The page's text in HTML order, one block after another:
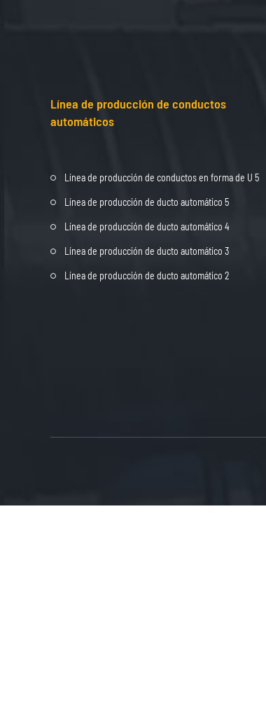
Línea de producción de conductos
automáticos
Línea de producción de conductos en forma de U 5
Línea de producción de ducto automático 5
Línea de producción de ducto automático 4
Línea de producción de ducto automático 3
Línea de producción de ducto automático 2